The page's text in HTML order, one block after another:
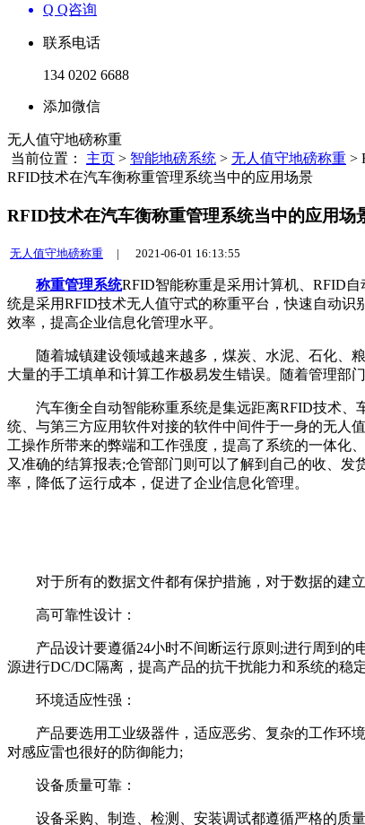
Q Q咨询
联系电话
134 0202 6688
添加微信
无人值守地磅称重
当前位置： 主页 > 智能地磅系统 > 无人值守地磅称重 >
RFID技术在汽车衡称重管理系统当中的应用场景
RFID技术在汽车衡称重管理系统当中的应用场
无人值守地磅称重 | 2021-06-01 16:13:55
称重管理系统RFID智能称重是采用计算机、RFID
统是采用RFID技术无人值守式的称重平台，快速自动
效率，提高企业信息化管理水平。
随着城镇建设领域越来越多，煤炭、水泥、石化、粮
大量的手工填单和计算工作极易发生错误。随着管理部
汽车衡全自动智能称重系统是集远距离RFID技术、
统、与第三方应用软件对接的软件中间件于一身的无人
工操作所带来的弊端和工作强度，提高了系统的一体化
又准确的结算报表;仓管部门则可以了解到自己的收、
率，降低了运行成本，促进了企业信息化管理。
对于所有的数据文件都有保护措施，对于数据的建立
高可靠性设计：
产品设计要遵循24小时不间断运行原则;进行周到的
源进行DC/DC隔离，提高产品的抗干扰能力和系统的稳
环境适应性强：
产品要选用工业级器件，适应恶劣、复杂的工作环境
对感应雷也很好的防御能力;
设备质量可靠：
设备采购、制造、检测、安装调试都遵循严格的质量